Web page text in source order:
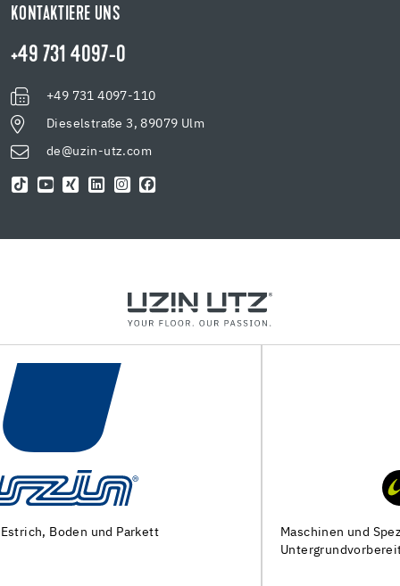
KONTAKTIERE UNS
+49 731 4097-0
+49 731 4097-110
Dieselstraße 3, 89079 Ulm
de@uzin-utz.com
Maschinen und Spezialwerkzeuge zur
Untergrundvorbereitung und Verlegung von Bodenbelägen